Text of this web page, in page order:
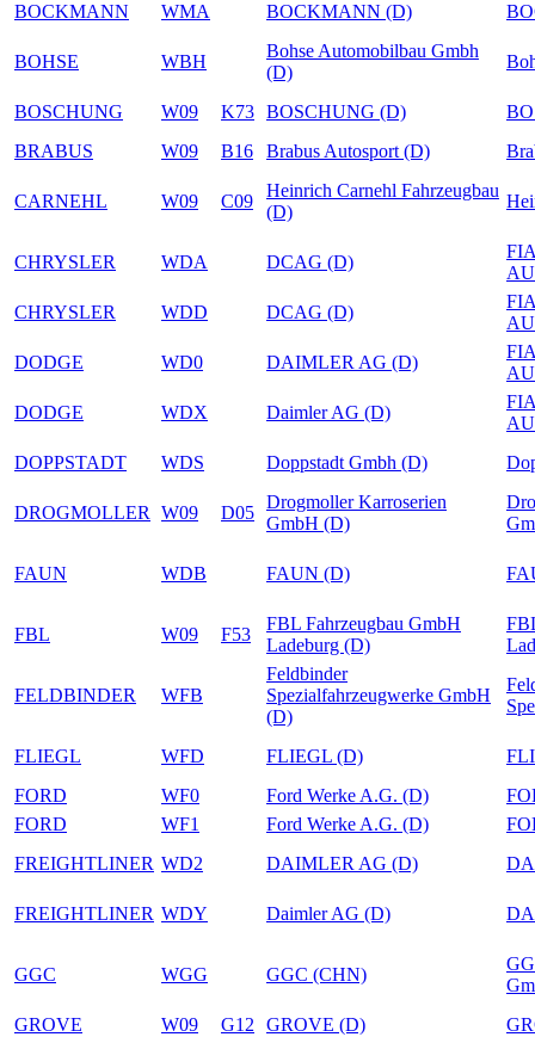
BOCKMANN
WMA BOCKMANN (D)
BOHSE WBH
Bohse Automobilbau Gmbh
(D)
BOSCHUNG W09 K73 BOSCHUNG (D)
BRABUS
W09 B16 Brabus Autosport (D)
CARNEHL W09 C09
Heinrich Carnehl Fahrzeugbau
(D)
CHRYSLER WDA DCAG (D)
CHRYSLER
WDD DCAG (D)
DODGE
WD0 DAIMLER AG (D)
DODGE
WDX Daimler AG (D)
DOPPSTADT
WDS Doppstadt Gmbh (D)
DROGMOLLER W09 D05
Drogmoller Karroserien
GmbH (D)
FAUN WDB FAUN (D)
FBL W09 F53
FBL Fahrzeugbau GmbH
Ladeburg (D)
FELDBINDER WFB
Feldbinder
Spezialfahrzeugwerke GmbH
(D)
FLIEGL WFD FLIEGL (D)
FORD
WF0 Ford Werke A.G. (D)
FORD
WF1 Ford Werke A.G. (D)
FREIGHTLINER WD2 DAIMLER AG (D)
FREIGHTLINER WDY Daimler AG (D)
GGC WGG GGC (CHN)
GROVE
W09 G12 GROVE (D)